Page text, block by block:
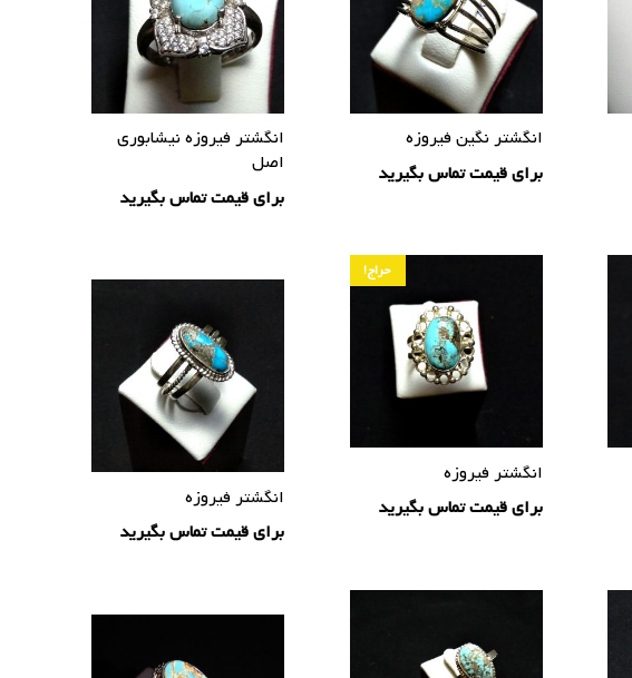
انگشتر نگین فیروزه
برای قیمت تماس بگیرید
انگشتر فیروزه نیشابوری
اصل
برای قیمت تماس بگیرید
حراج!
انگشتر فیروزه
برای قیمت تماس بگیرید
انگشتر فیروزه
برای قیمت تماس بگیرید